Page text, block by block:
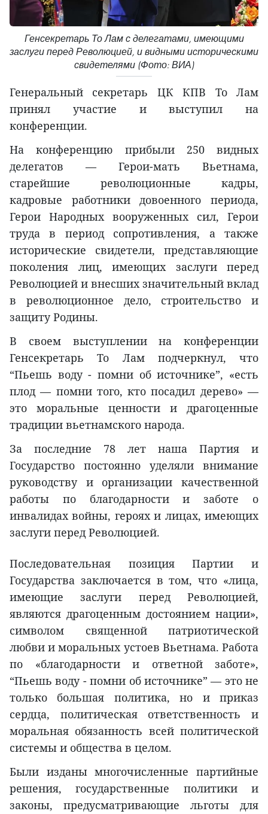
Генсекретарь То Лам с делегатами, имеющими
заслуги перед Революцией, и видными историческими
свидетелями (Фото: ВИА)
Генеральный секретарь ЦК КПВ То Лам
принял участие и выступил на
конференции.
На конференцию прибыли 250 видных
делегатов — Герои-мать Вьетнама,
старейшие революционные кадры,
кадровые работники довоенного периода,
Герои Народных вооруженных сил, Герои
труда в период сопротивления, а также
исторические свидетели, представляющие
поколения лиц, имеющих заслуги перед
Революцией и внесших значительный вклад
в революционное дело, строительство и
защиту Родины.
В своем выступлении на конференции
Генсекретарь То Лам подчеркнул, что
“Пьешь воду - помни об источнике”, «есть
плод — помни того, кто посадил дерево» —
это моральные ценности и драгоценные
традиции вьетнамского народа.
За последние 78 лет наша Партия и
Государство постоянно уделяли внимание
руководству и организации качественной
работы по благодарности и заботе о
инвалидах войны, героях и лицах, имеющих
заслуги перед Революцией.
Последовательная позиция Партии и
Государства заключается в том, что «лица,
имеющие заслуги перед Революцией,
являются драгоценным достоянием нации»,
символом священной патриотической
любви и моральных устоев Вьетнама. Работа
по «благодарности и ответной заботе»,
“Пьешь воду - помни об источнике” — это не
только большая политика, но и приказ
сердца, политическая ответственность и
моральная обязанность всей политической
системы и общества в целом.
Были изданы многочисленные партийные
решения, государственные политики и
законы, предусматривающие льготы для